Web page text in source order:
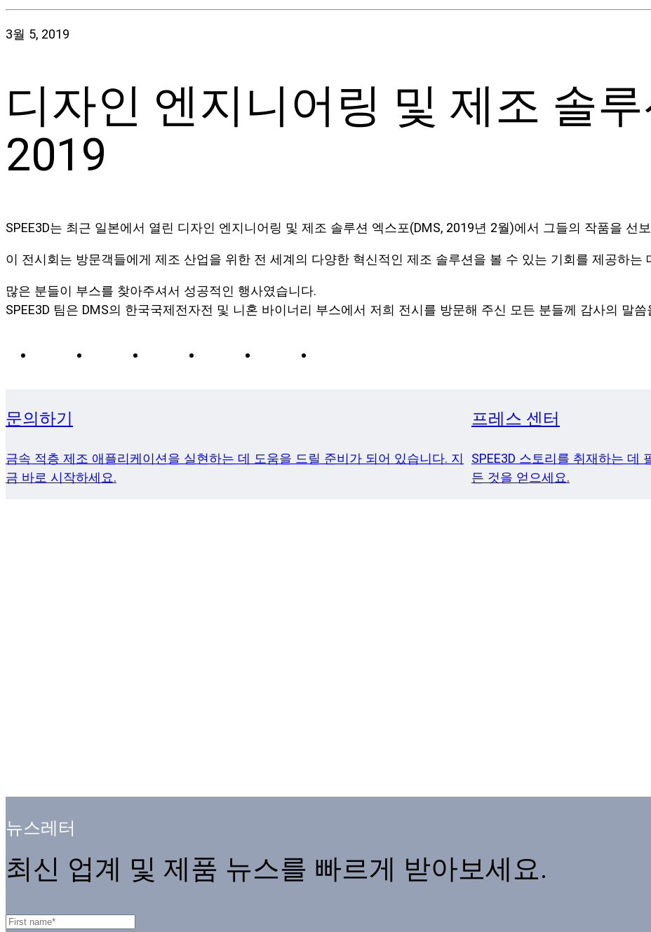
3월 5, 2019
디자인 엔지니어링 및 제조 솔
2019
SPEE3D는 최근 일본에서 열린 디자인 엔지니어링 및 제조 솔루션 엑스포(DMS, 2019년 2월)에서 그들의 작품을 선
이 전시회는 방문객들에게 제조 산업을 위한 전 세계의 다양한 혁신적인 제조 솔루션을 볼 수 있는 기회를 제공하는
많은 분들이 부스를 찾아주셔서 성공적인 행사였습니다.
SPEE3D 팀은 DMS의 한국국제전자전 및 니혼 바이너리 부스에서 저희 전시를 방문해 주신 모든 분들께 감사의 말씀
문의하기
금속 적층 제조 애플리케이션을 실현하는 데 도움을 드릴 준비가 되어 있습니다. 지
금 바로 시작하세요.
프레스 센터
SPEE3D 스토리를 취재하는 데
든 것을 얻으세요.
뉴스레터
최신 업계 및 제품 뉴스를 빠르게 받아보세요.